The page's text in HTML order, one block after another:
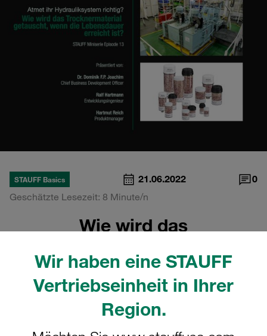
Wir haben eine STAUFF
Vertriebseinheit in Ihrer
Region.
STAUFF Basics 21.06.2022
0
Geschätzte Lesezeit: 8 Minute/n
Wie wird das
Trocknermaterial getauscht,
wenn dessen Lebensdauer
erreicht ist?
Episode 13 der STAUFF Miniserie "Atmet Ihr